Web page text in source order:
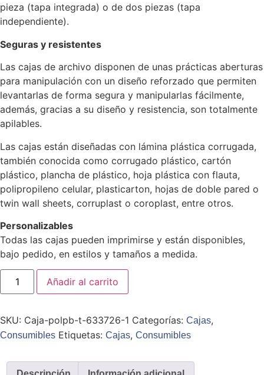
pieza (tapa integrada) o de dos piezas (tapa
independiente).
Seguras y resistentes
Las cajas de archivo disponen de unas prácticas aberturas
para manipulación con un diseño reforzado que permiten
levantarlas de forma segura y manipularlas fácilmente,
además, gracias a su diseño y resistencia, son totalmente
apilables.
Las cajas están diseñadas con lámina plástica corrugada,
también conocida como corrugado plástico, cartón
plástico, plancha de plástico, hoja plástica con flauta,
polipropileno celular, plasticarton, hojas de doble pared o
twin wall sheets, corruplast o coroplast, entre otros.
Personalizables
Todas las cajas pueden imprimirse y están disponibles,
bajo pedido, en estilos y tamaños a medida.
Añadir al carrito
SKU: Caja-polpb-t-633726-1 Categorías: Cajas,
Consumibles Etiquetas: Cajas, Consumibles